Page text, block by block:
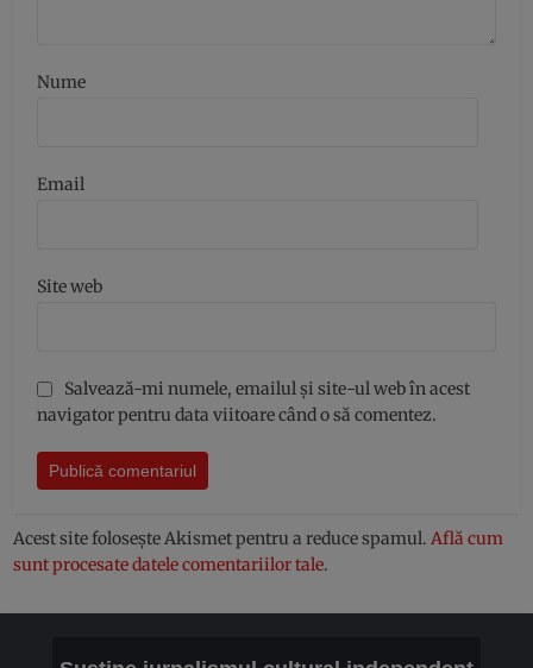
Nume
Email
Site web
Salvează-mi numele, emailul și site-ul web în acest
navigator pentru data viitoare când o să comentez.
Acest site folosește Akismet pentru a reduce spamul.Află cum
sunt procesate datele comentariilor tale.